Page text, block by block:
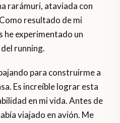
rarámuri, ataviada con
resultado de mi
he experimentado un
running.
para construirme a
Es increíble lograr esta
en mi vida. Antes de
viajado en avión. Me